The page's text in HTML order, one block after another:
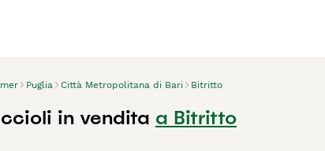
Puglia Città Metropolitana di Bari Bitritto
in vendita a Bitritto